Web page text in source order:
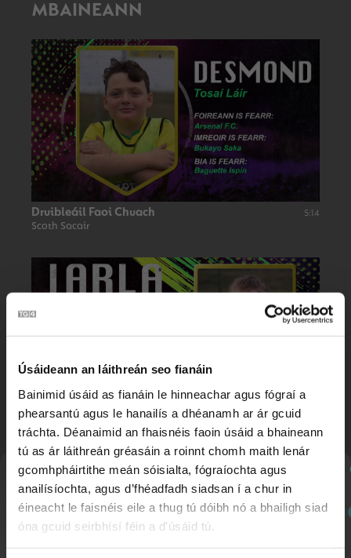
Úsáideann an láithreán seo fianáin
Bainimid úsáid as fianáin le hinneachar agus fógraí a
phearsantú agus le hanailís a dhéanamh ar ár gcuid
tráchta. Déanaimid an fhaisnéis faoin úsáid a bhaineann
tú as ár láithreán gréasáin a roinnt chomh maith lenár
gcomhpháirtithe meán sóisialta, fógraíochta agus
anailísíochta, agus d’fhéadfadh siadsan í a chur in
éineacht le faisnéis eile a thug tú dóibh nó a bhailigh siad
óna gcuid seirbhísí féin a d'úsáid tú.
MBAINEANN
Druibleáil Faoi Chuach
Scoth Sacair
5:14
Glan Do Chlós Cúil
Scoth Sacair
4:21
Nuachtlitir